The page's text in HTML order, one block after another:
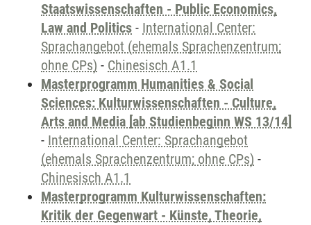
Staatswissenschaften - Public Economics,
Law and Politics - International Center:
Sprachangebot (ehemals Sprachenzentrum;
ohne CPs) - Chinesisch A1.1
Masterprogramm Humanities & Social
Sciences: Kulturwissenschaften - Culture,
Arts and Media [ab Studienbeginn WS 13/14]
- International Center: Sprachangebot
(ehemals Sprachenzentrum; ohne CPs) -
Chinesisch A1.1
Masterprogramm Kulturwissenschaften:
Kritik der Gegenwart - Künste, Theorie,